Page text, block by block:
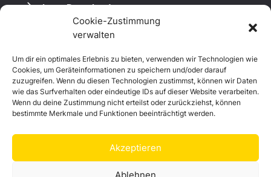
Cookie-Zustimmung
verwalten
Um dir ein optimales Erlebnis zu bieten, verwenden wir Technologien wie
Cookies, um Geräteinformationen zu speichern und/oder darauf
zuzugreifen. Wenn du diesen Technologien zustimmst, können wir Daten
wie das Surfverhalten oder eindeutige IDs auf dieser Website verarbeiten.
Wenn du deine Zustimmung nicht erteilst oder zurückziehst, können
bestimmte Merkmale und Funktionen beeinträchtigt werden.
Akzeptieren
Ablehnen
Logo Download
Datenschutzerklärung
Impressum
Cookie-Richtlinie (EU)